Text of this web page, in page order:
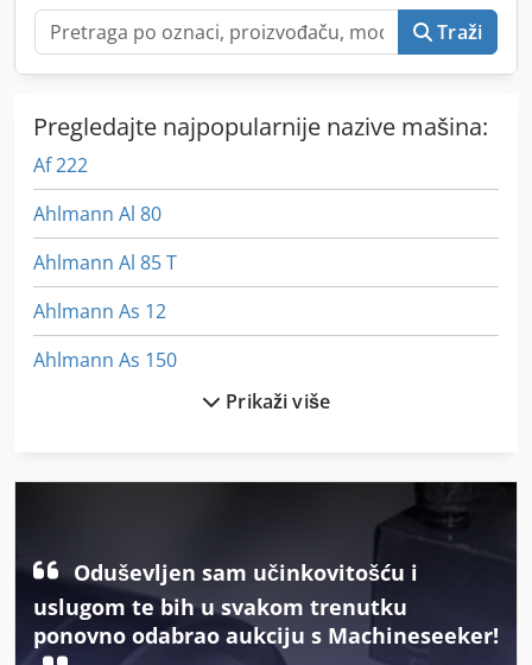
Traži
Pregledajte najpopularnije nazive mašina:
Af 222
Ahlmann Al 80
Ahlmann Al 85 T
Ahlmann As 12
Ahlmann As 150
Aparat Za Ultrazvuk
Aparat Za Varenje
Aszx 648
Prikaži više
Oduševljen sam učinkovitošću i
uslugom te bih u svakom trenutku
ponovno odabrao aukciju s Machineseeker!